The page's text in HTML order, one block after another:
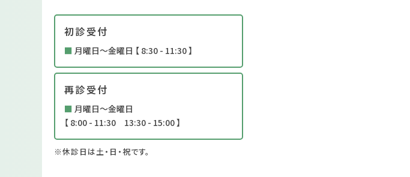
初診受付
■ 月曜日～金曜日 【 8:30 - 11:30 】
再診受付
■ 月曜日～金曜日
【 8:00 - 11:30 13:30 - 15:00 】
※休診日は土・日・祝です。